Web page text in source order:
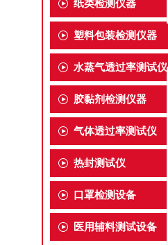
纸类检测仪器
塑料包装检测仪器
水蒸气透过率测试仪
胶黏剂检测仪器
气体透过率测试仪
热封测试仪
口罩检测设备
医用辅料测试设备